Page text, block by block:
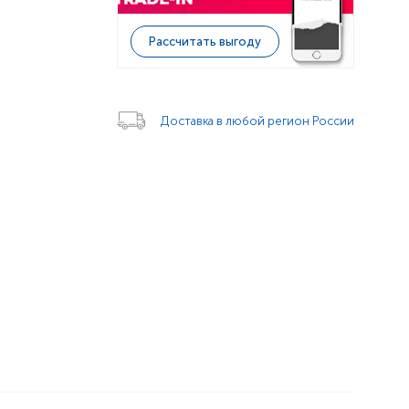
Рассчитать выгоду
Доставка в любой регион России